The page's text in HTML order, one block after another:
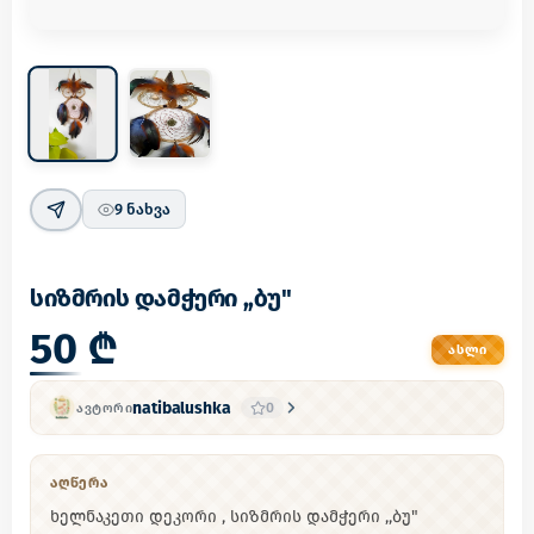
9 ნახვა
სიზმრის დამჭერი ,,ბუ"
50 ₾ ᲐᲡᲚᲘ
ᲐᲕᲢᲝᲠᲘnatibalushka 0
ᲐᲦᲬᲔᲠᲐ
ხელნაკეთი დეკორი , სიზმრის დამჭერი ,,ბუ"